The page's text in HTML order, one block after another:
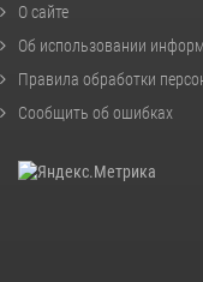
О сайте
Об использовании
Правила обработки
Сообщить об ошибках